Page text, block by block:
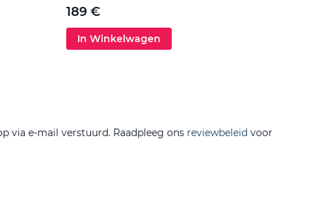
189 €
In Winkelwagen
via e-mail verstuurd. Raadpleeg ons reviewbeleid voor